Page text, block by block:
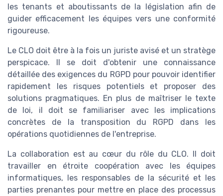
les tenants et aboutissants de la législation afin de
guider efficacement les équipes vers une conformité
rigoureuse.
Le CLO doit être à la fois un juriste avisé et un stratège
perspicace. Il se doit d'obtenir une connaissance
détaillée des exigences du RGPD pour pouvoir identifier
rapidement les risques potentiels et proposer des
solutions pragmatiques. En plus de maîtriser le texte
de loi, il doit se familiariser avec les implications
concrètes de la transposition du RGPD dans les
opérations quotidiennes de l'entreprise.
La collaboration est au cœur du rôle du CLO. Il doit
travailler en étroite coopération avec les équipes
informatiques, les responsables de la sécurité et les
parties prenantes pour mettre en place des processus